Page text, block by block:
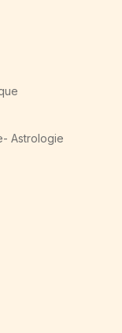
Astrologie